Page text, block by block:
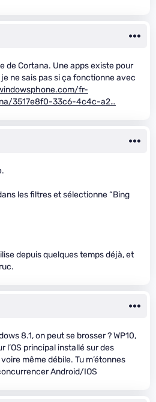
de Cortana. Une apps existe pour
ne sais pas si ça fonctionne avec
fr-
3517e8f0-33c6-4c4c-a2…
les filtres et sélectionne “Bing
depuis quelques temps déjà, et
8.1, on peut se brosser ? WP10,
l’OS principal installé sur des
même débile. Tu m’étonnes
Android/IOS